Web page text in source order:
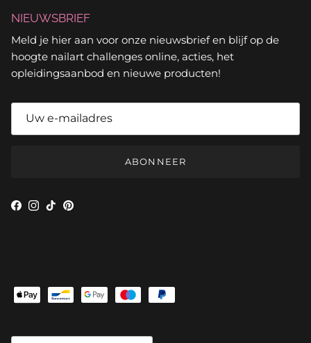
NIEUWSBRIEF
Meld je hier aan voor onze nieuwsbrief en blijf op de
hoogte nailart challenges online, acties, het
opleidingsaanbod en nieuwe producten!
ABONNEER
Facebook
Instagram
TikTokPinterest
Land/Regio